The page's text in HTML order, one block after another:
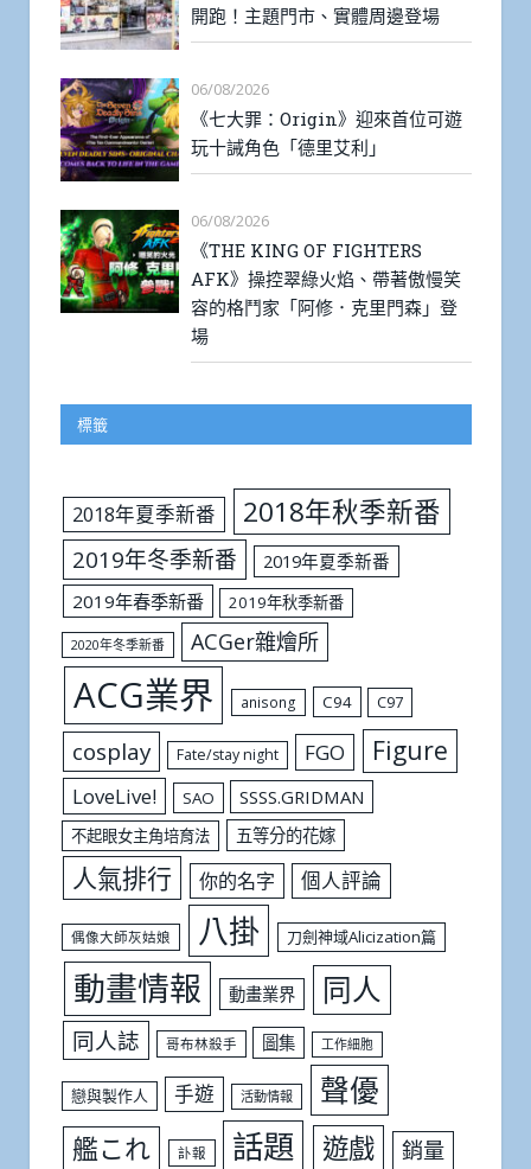
開跑！主題門市、實體周邊登場
06/08/2026
《七大罪：Origin》迎來首位可遊
玩十誡角色「德里艾利」
06/08/2026
《THE KING OF FIGHTERS
AFK》操控翠綠火焰、帶著傲慢笑
容的格鬥家「阿修．克里門森」登
場
標籤
2018年夏季新番 2018年秋季新番
2019年冬季新番
2019年夏季新番
2019年春季新番
2019年秋季新番
2020年冬季新番 ACGer雜燴所
ACG業界 anisong C94 C97
cosplay Fate/stay night FGO Figure
LoveLive! SAO SSSS.GRIDMAN
不起眼女主角培育法 五等分的花嫁
人氣排行 你的名字 個人評論
偶像大師灰姑娘 八掛 刀劍神域Alicization篇
動畫情報 動畫業界 同人
同人誌 哥布林殺手 圖集 工作細胞
戀與製作人 手遊 活動情報 聲優
艦これ 訃報 話題 遊戲 銷量